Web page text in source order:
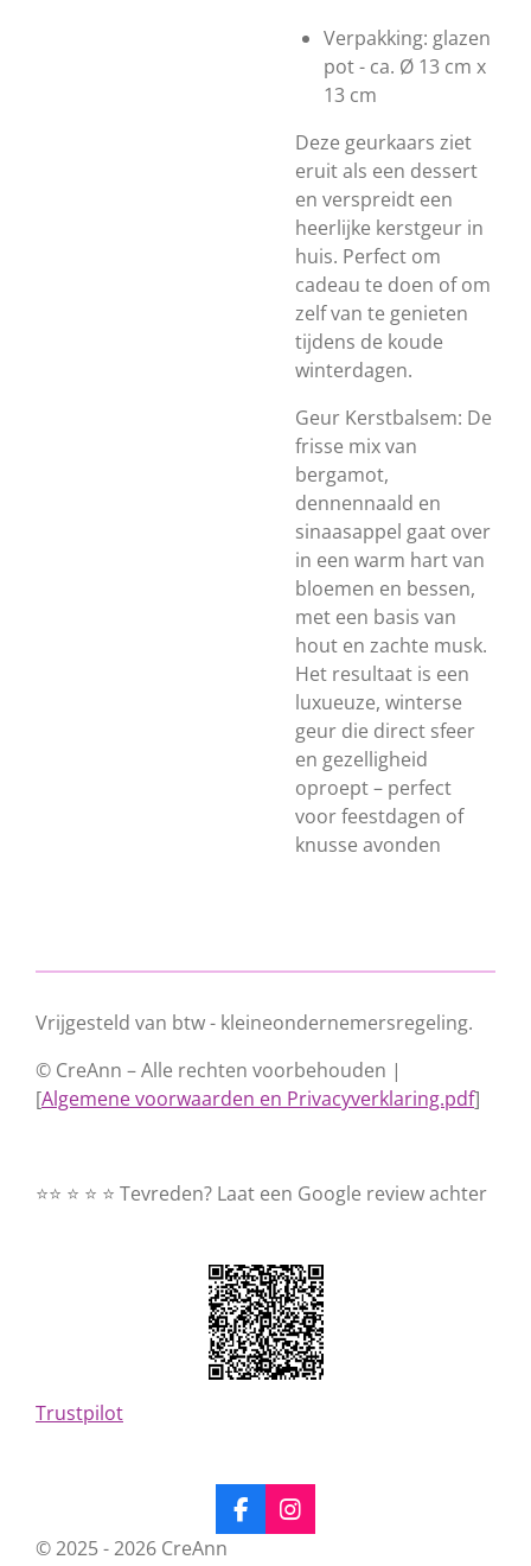
Verpakking: glazen
pot - ca. Ø 13 cm x
13 cm
Deze geurkaars ziet
eruit als een dessert
en verspreidt een
heerlijke kerstgeur in
huis. Perfect om
cadeau te doen of om
zelf van te genieten
tijdens de koude
winterdagen.
Geur Kerstbalsem: De
frisse mix van
bergamot,
dennennaald en
sinaasappel gaat over
in een warm hart van
bloemen en bessen,
met een basis van
hout en zachte musk.
Het resultaat is een
luxueuze, winterse
geur die direct sfeer
en gezelligheid
oproept – perfect
voor feestdagen of
knusse avonden
Vrijgesteld van btw - kleineondernemersregeling.
© CreAnn – Alle rechten voorbehouden |
[Algemene voorwaarden en Privacyverklaring.pdf]
⭐⭐ ⭐ ⭐ ⭐ Tevreden? Laat een Google review achter
Trustpilot
F
a
I
n
© 2025 - 2026 CreAnn